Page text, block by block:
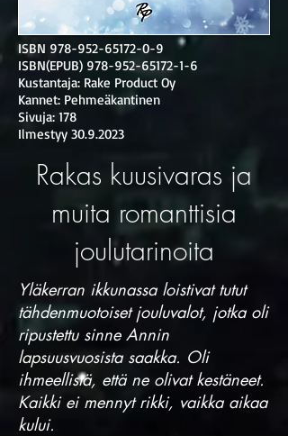
ISBN 978-952-65172-0-9
ISBN(EPUB) 978-952-65172-1-6
Kustantaja: Rake Product Oy
Kannet: Pehmeäkantinen
Sivuja: 178
Ilmestyy 30.9.2023
Rakas kuusivaras ja
muita romanttisia
joulutarinoita
Yläkerran ikkunassa loistivat tutut
tähdenmuotoiset jouluvalot, jotka oli
ripustettu sinne Annin
lapsuusvuosista saakka. Oli
ihmeellistä, että ne olivat kestäneet.
Kaikki ei mennyt rikki, vaikka aikaa
kului.